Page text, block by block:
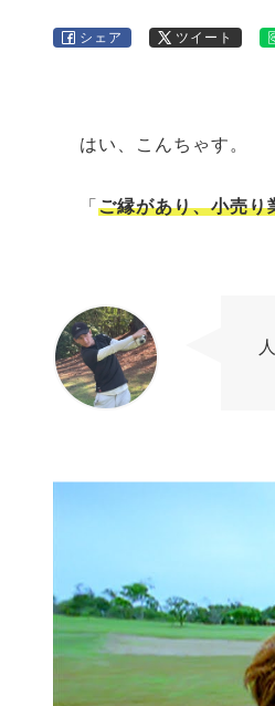
シェア ツイート
はい、こんちゃす。
「 ご縁があり、小売り